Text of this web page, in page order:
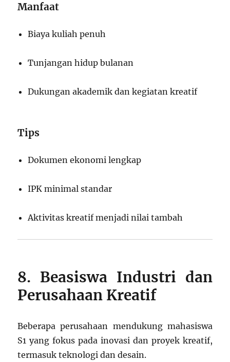
Manfaat
Biaya kuliah penuh
Tunjangan hidup bulanan
Dukungan akademik dan kegiatan kreatif
Tips
Dokumen ekonomi lengkap
IPK minimal standar
Aktivitas kreatif menjadi nilai tambah
8. Beasiswa Industri dan
Perusahaan Kreatif
Beberapa perusahaan mendukung mahasiswa
S1 yang fokus pada inovasi dan proyek kreatif,
termasuk teknologi dan desain.